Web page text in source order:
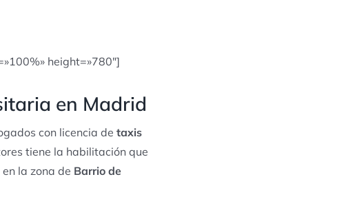
height=»780″]
en Madrid
con licencia de taxis
tiene la habilitación que
la zona de Barrio de